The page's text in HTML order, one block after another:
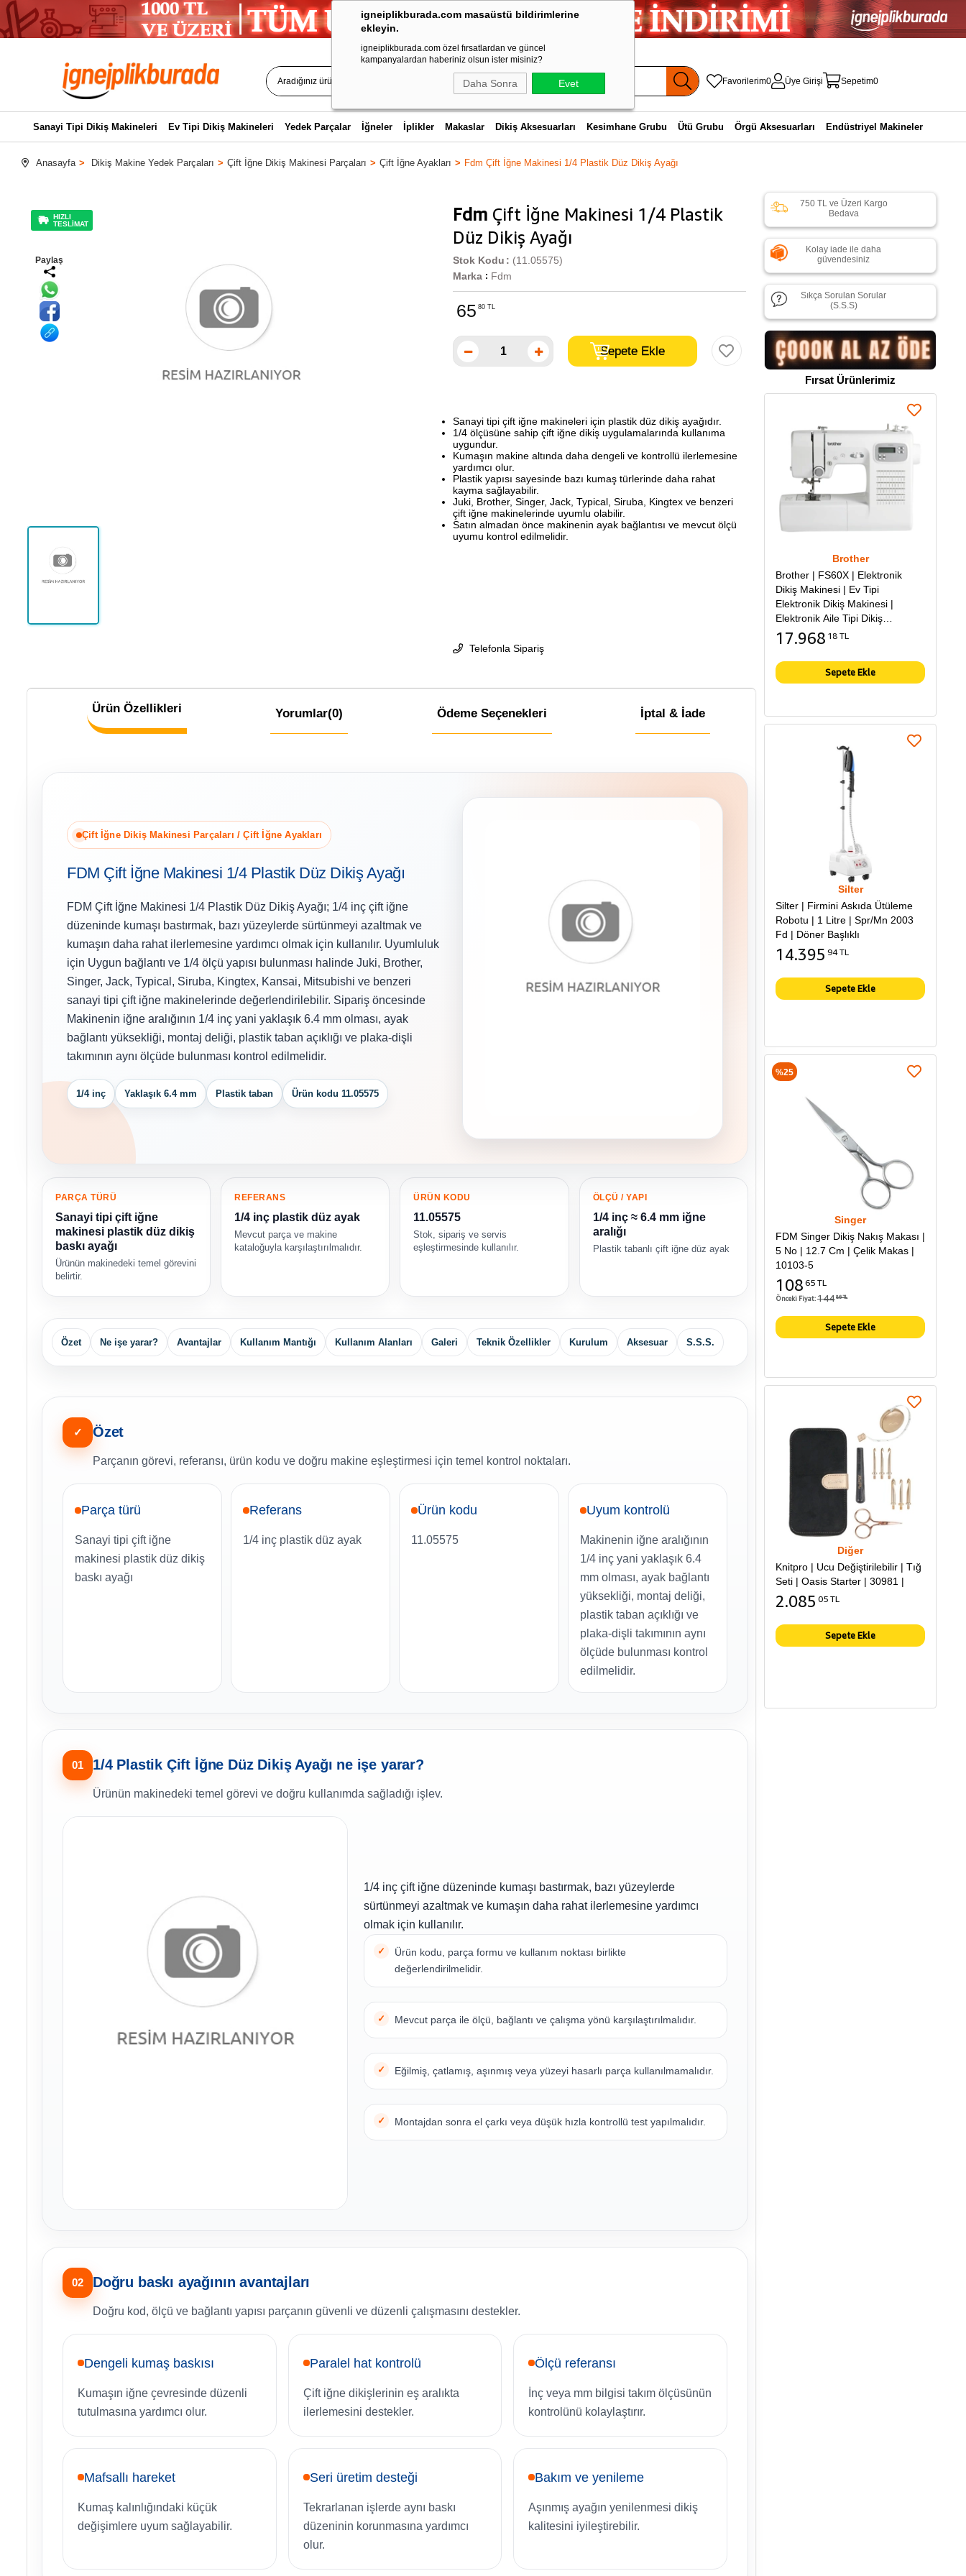
igneiplikburada.com masaüstü bildirimlerine
ekleyin.
igneiplikburada.com özel fırsatlardan ve güncel
kampanyalardan haberiniz olsun ister misiniz?
Daha Sonra Evet Favorilerim0 Üye Girişi Sepetim0
Sanayi Tipi Dikiş Makineleri Ev Tipi Dikiş Makineleri Yedek Parçalar İğneler İplikler Makaslar Dikiş Aksesuarları Kesimhane Grubu Ütü Grubu Örgü Aksesuarları Endüstriyel Makineler
Anasayfa Dikiş Makine Yedek Parçaları Çift İğne Dikiş Makinesi Parçaları Çift İğne Ayakları Fdm Çift İğne Makinesi 1/4 Plastik Düz Dikiş Ayağı
HIZLI
TESLİMAT
Paylaş
Fdm Çift İğne Makinesi 1/4 Plastik
Düz Dikiş Ayağı
(11.05575)
Stok Kodu
Marka : Fdm
65 80 TL
Sanayi tipi çift iğne makineleri için plastik düz dikiş ayağıdır.
1/4 ölçüsüne sahip çift iğne dikiş uygulamalarında kullanıma
uygundur.
Kumaşın makine altında daha dengeli ve kontrollü ilerlemesine
yardımcı olur.
Plastik yapısı sayesinde bazı kumaş türlerinde daha rahat
kayma sağlayabilir.
Juki, Brother, Singer, Jack, Typical, Siruba, Kingtex ve benzeri
çift iğne makinelerinde uyumlu olabilir.
Satın almadan önce makinenin ayak bağlantısı ve mevcut ölçü
uyumu kontrol edilmelidir.
Telefonla Sipariş
Ürün Özellikleri Yorumlar(0) Ödeme Seçenekleri İptal & İade
Çift İğne Dikiş Makinesi Parçaları / Çift İğne Ayakları
FDM Çift İğne Makinesi 1/4 Plastik Düz Dikiş Ayağı
FDM Çift İğne Makinesi 1/4 Plastik Düz Dikiş Ayağı; 1/4 inç çift iğne
düzeninde kumaşı bastırmak, bazı yüzeylerde sürtünmeyi azaltmak ve
kumaşın daha rahat ilerlemesine yardımcı olmak için kullanılır. Uyumluluk
için Uygun bağlantı ve 1/4 ölçü yapısı bulunması halinde Juki, Brother,
Singer, Jack, Typical, Siruba, Kingtex, Kansai, Mitsubishi ve benzeri
sanayi tipi çift iğne makinelerinde değerlendirilebilir. Sipariş öncesinde
Makinenin iğne aralığının 1/4 inç yani yaklaşık 6.4 mm olması, ayak
bağlantı yüksekliği, montaj deliği, plastik taban açıklığı ve plaka-dişli
takımının aynı ölçüde bulunması kontrol edilmelidir.
1/4 inç Yaklaşık 6.4 mm Plastik taban Ürün kodu 11.05575
PARÇA TÜRÜ
Sanayi tipi çift iğne
makinesi plastik düz dikiş
baskı ayağı
Ürünün makinedeki temel görevini
belirtir.
REFERANS
1/4 inç plastik düz ayak
Mevcut parça ve makine
kataloğuyla karşılaştırılmalıdır.
ÜRÜN KODU
11.05575
Stok, sipariş ve servis
eşleştirmesinde kullanılır.
ÖLÇÜ / YAPI
1/4 inç ≈ 6.4 mm iğne
aralığı
Plastik tabanlı çift iğne düz ayak
Özet Ne işe yarar? Avantajlar Kullanım Mantığı Kullanım Alanları Galeri Teknik Özellikler Kurulum Aksesuar S.S.S.
✓ Özet
Parçanın görevi, referansı, ürün kodu ve doğru makine eşleştirmesi için temel kontrol noktaları.
Parça türü
Sanayi tipi çift iğne
makinesi plastik düz dikiş
baskı ayağı
Referans
1/4 inç plastik düz ayak
Ürün kodu
11.05575
Uyum kontrolü
Makinenin iğne aralığının
1/4 inç yani yaklaşık 6.4
mm olması, ayak bağlantı
yüksekliği, montaj deliği,
plastik taban açıklığı ve
plaka-dişli takımının aynı
ölçüde bulunması kontrol
edilmelidir.
01 1/4 Plastik Çift İğne Düz Dikiş Ayağı ne işe yarar?
Ürünün makinedeki temel görevi ve doğru kullanımda sağladığı işlev.
1/4 inç çift iğne düzeninde kumaşı bastırmak, bazı yüzeylerde
sürtünmeyi azaltmak ve kumaşın daha rahat ilerlemesine yardımcı
olmak için kullanılır.
Ürün kodu, parça formu ve kullanım noktası birlikte
değerlendirilmelidir.
Mevcut parça ile ölçü, bağlantı ve çalışma yönü karşılaştırılmalıdır.
Eğilmiş, çatlamış, aşınmış veya yüzeyi hasarlı parça kullanılmamalıdır.
Montajdan sonra el çarkı veya düşük hızla kontrollü test yapılmalıdır.
02 Doğru baskı ayağının avantajları
Doğru kod, ölçü ve bağlantı yapısı parçanın güvenli ve düzenli çalışmasını destekler.
Dengeli kumaş baskısı
Kumaşın iğne çevresinde düzenli
tutulmasına yardımcı olur.
Paralel hat kontrolü
Çift iğne dikişlerinin eş aralıkta
ilerlemesini destekler.
Ölçü referansı
İnç veya mm bilgisi takım ölçüsünün
kontrolünü kolaylaştırır.
Mafsallı hareket
Kumaş kalınlığındaki küçük
değişimlere uyum sağlayabilir.
Seri üretim desteği
Tekrarlanan işlerde aynı baskı
düzeninin korunmasına yardımcı
olur.
Bakım ve yenileme
Aşınmış ayağın yenilenmesi dikiş
kalitesini iyileştirebilir.
750 TL ve Üzeri Kargo
Bedava
Kolay iade ile daha
güvendesiniz
Sıkça Sorulan Sorular
(S.S.S)
Fırsat Ürünlerimiz
Brother
Brother | FS60X | Elektronik
Dikiş Makinesi | Ev Tipi
Elektronik Dikiş Makinesi |
Elektronik Aile Tipi Dikiş
Makinesi
17.968 18 TL
Sepete Ekle
Silter
Silter | Firmini Askıda Ütüleme
Robotu | 1 Litre | Spr/Mn 2003
Fd | Döner Başlıklı
14.395 94 TL
Sepete Ekle
Singer
FDM Singer Dikiş Nakış Makası |
5 No | 12.7 Cm | Çelik Makas |
10103-5
108 65 TL
Önceki Fiyat:144 86 TL
Sepete Ekle
%25
Diğer
Knitpro | Ucu Değiştirilebilir | Tığ
Seti | Oasis Starter | 30981 |
2.085 05 TL
Sepete Ekle